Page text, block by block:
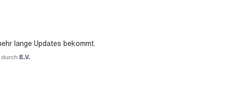
lange Updates bekommt.
durchE.V.